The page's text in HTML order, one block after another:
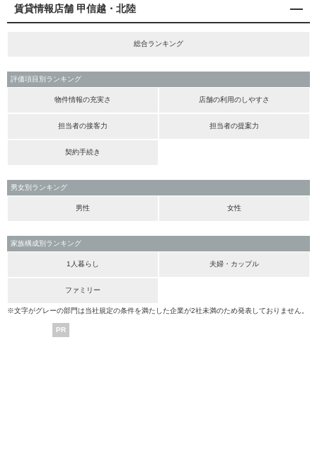
賃貸情報店舗 甲信越・北陸
総合ランキング
評価項目別ランキング
物件情報の充実さ 店舗の利用のしやすさ
担当者の接客力 担当者の提案力
契約手続き
男女別ランキング
男性 女性
家族構成別ランキング
1人暮らし 夫婦・カップル
ファミリー
※文字がグレーの部門は当社規定の条件を満たした企業が2社未満のため発表しておりません。
PR